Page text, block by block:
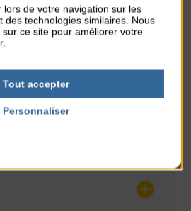
lors de votre navigation sur les
des technologies similaires. Nous
ce site pour améliorer votre
Tout accepter
Personnaliser